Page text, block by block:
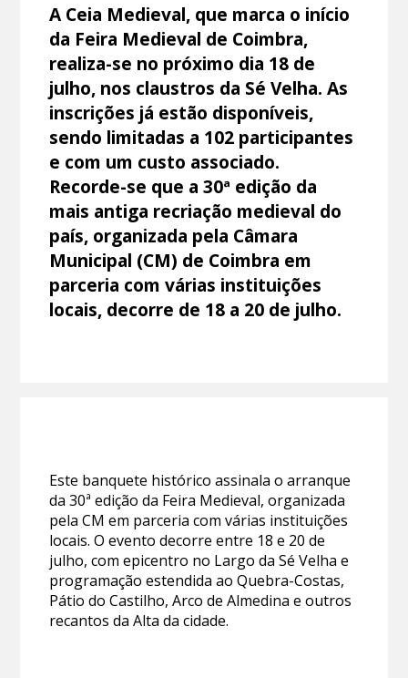
A Ceia Medieval, que marca o início
da Feira Medieval de Coimbra,
realiza-se no próximo dia 18 de
julho, nos claustros da Sé Velha. As
inscrições já estão disponíveis,
sendo limitadas a 102 participantes
e com um custo associado.
Recorde-se que a 30ª edição da
mais antiga recriação medieval do
país, organizada pela Câmara
Municipal (CM) de Coimbra em
parceria com várias instituições
locais, decorre de 18 a 20 de julho.
Este banquete histórico assinala o arranque
da 30ª edição da Feira Medieval, organizada
pela CM em parceria com várias instituições
locais. O evento decorre entre 18 e 20 de
julho, com epicentro no Largo da Sé Velha e
programação estendida ao Quebra-Costas,
Pátio do Castilho, Arco de Almedina e outros
recantos da Alta da cidade.